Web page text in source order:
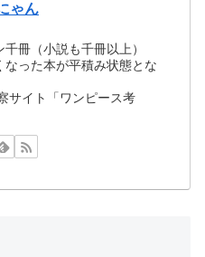
ゃん
冊（小説も千冊以上）
った本が平積み状態とな
サイト「ワンピース考